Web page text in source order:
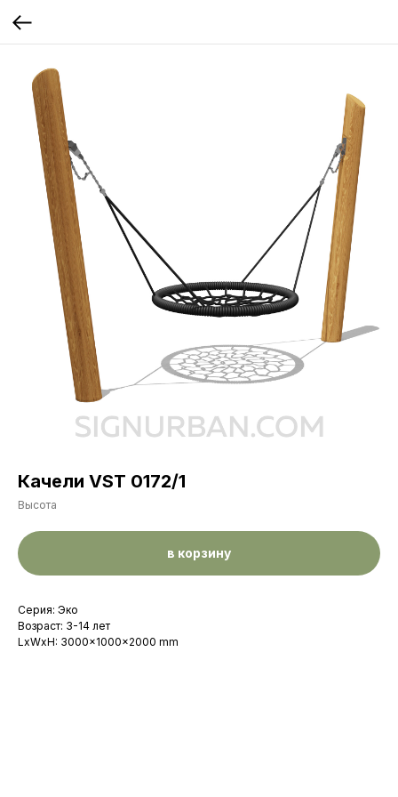
Качели VST 0172/1
Высота
в корзину
Серия: Эко
Возраст: 3-14 лет
LxWxH: 3000x1000x2000 mm